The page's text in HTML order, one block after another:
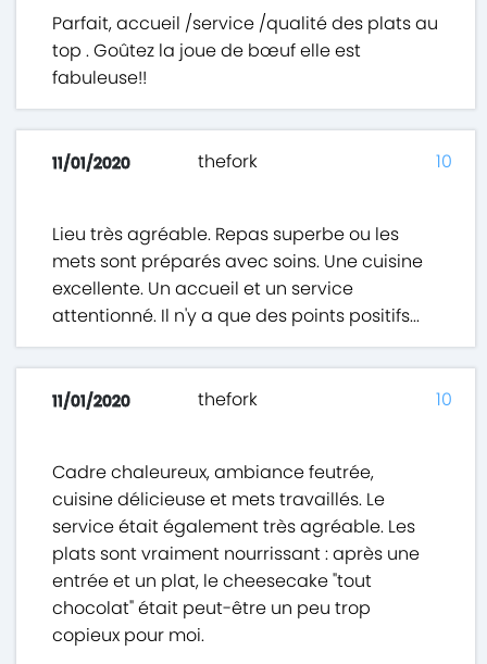
Parfait, accueil /service /qualité des plats au
top . Goûtez la joue de bœuf elle est
fabuleuse!!
11/01/2020 thefork
Lieu très agréable. Repas superbe ou les
mets sont préparés avec soins. Une cuisine
excellente. Un accueil et un service
attentionné. Il n'y a que des points positifs...
10
11/01/2020 thefork
Cadre chaleureux, ambiance feutrée,
cuisine délicieuse et mets travaillés. Le
service était également très agréable. Les
plats sont vraiment nourrissant : après une
entrée et un plat, le cheesecake "tout
chocolat" était peut-être un peu trop
copieux pour moi.
10